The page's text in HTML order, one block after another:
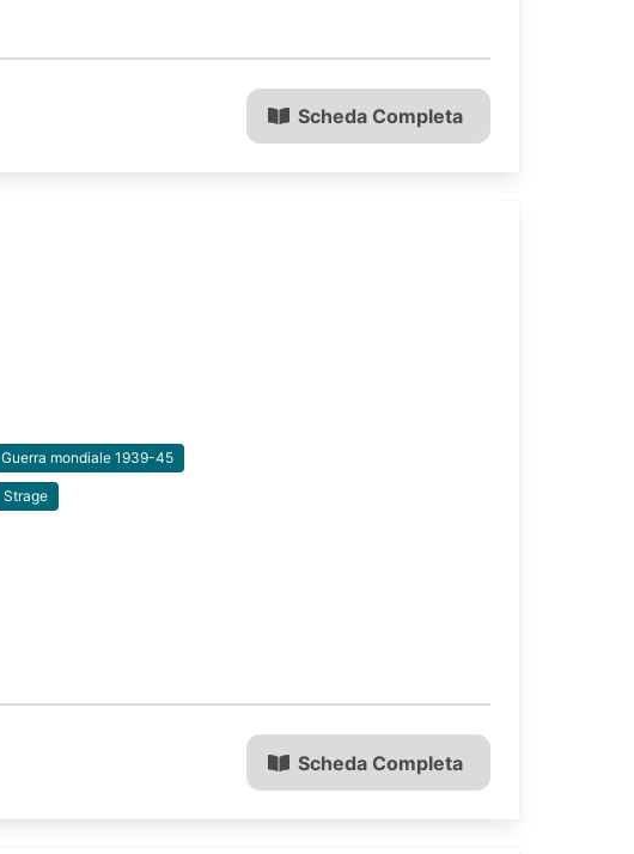
Scheda Completa
Guerra mondiale 1939-45
Strage
Scheda Completa